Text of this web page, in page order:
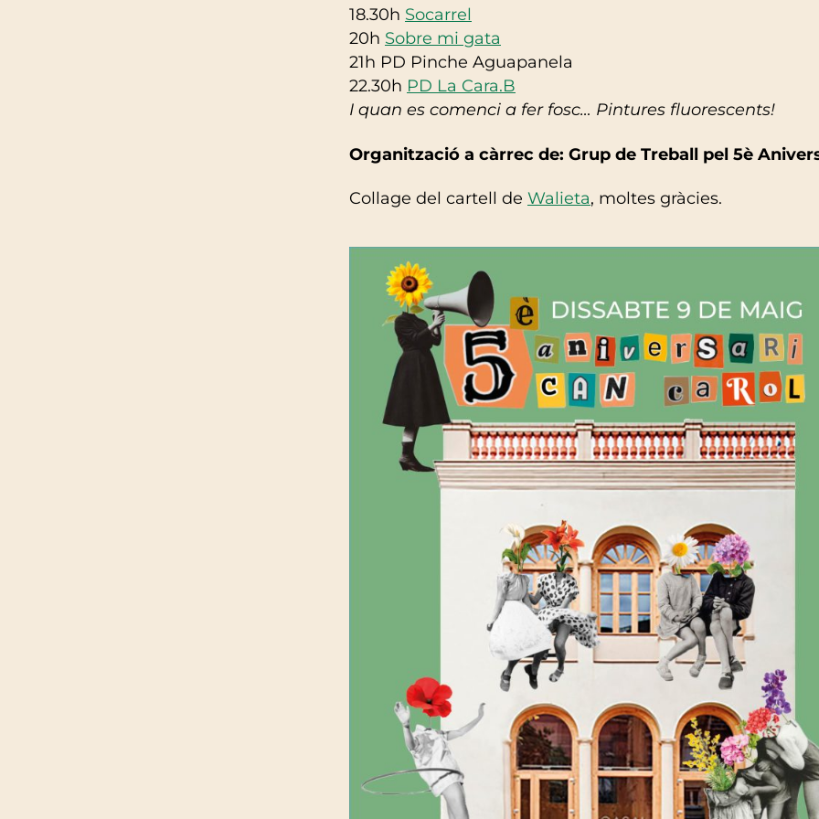
18.30h Socarrel
20h Sobre mi gata
21h PD Pinche Aguapanela
22.30h PD La Cara.B
I quan es comenci a fer fosc… Pintures fluorescents!
Organització a càrrec de: Grup de Treball pel 5è
Collage del cartell de Walieta, moltes gràcies.